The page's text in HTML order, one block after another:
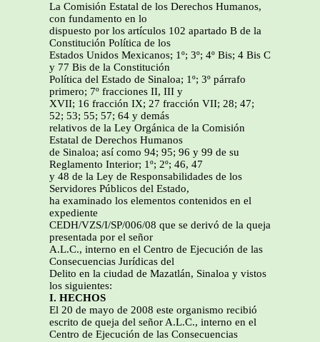
La Comisión Estatal de los Derechos Humanos,
con fundamento en lo
dispuesto por los artículos 102 apartado B de la
Constitución Política de los
Estados Unidos Mexicanos; 1º; 3º; 4º Bis; 4 Bis C
y 77 Bis de la Constitución
Política del Estado de Sinaloa; 1º; 3º párrafo
primero; 7º fracciones II, III y
XVII; 16 fracción IX; 27 fracción VII; 28; 47;
52; 53; 55; 57; 64 y demás
relativos de la Ley Orgánica de la Comisión
Estatal de Derechos Humanos
de Sinaloa; así como 94; 95; 96 y 99 de su
Reglamento Interior; 1º; 2º; 46, 47
y 48 de la Ley de Responsabilidades de los
Servidores Públicos del Estado,
ha examinado los elementos contenidos en el
expediente
CEDH/VZS/I/SP/006/08 que se derivó de la queja
presentada por el señor
A.L.C., interno en el Centro de Ejecución de las
Consecuencias Jurídicas del
Delito en la ciudad de Mazatlán, Sinaloa y vistos
los siguientes:
I. HECHOS
El 20 de mayo de 2008 este organismo recibió
escrito de queja del señor A.L.C., interno en el
Centro de Ejecución de las Consecuencias